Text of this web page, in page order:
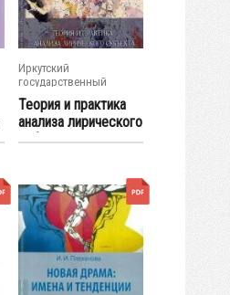
Иркутский
государственный
университет
Теория и практика
анализа лирического
субъекта...